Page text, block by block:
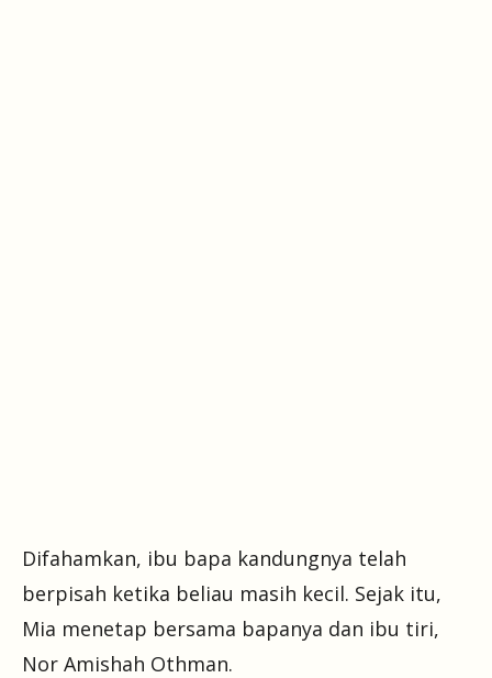
Difahamkan, ibu bapa kandungnya telah
berpisah ketika beliau masih kecil. Sejak itu,
Mia menetap bersama bapanya dan ibu tiri,
Nor Amishah Othman.